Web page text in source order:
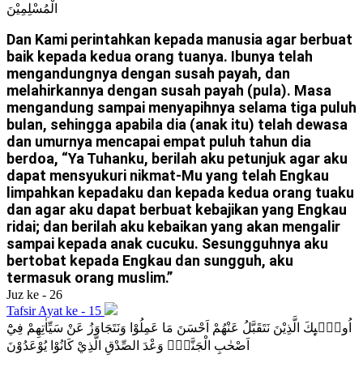
الْمُسْلِمِيْنَ
Dan Kami perintahkan kepada manusia agar berbuat
baik kepada kedua orang tuanya. Ibunya telah
mengandungnya dengan susah payah, dan
melahirkannya dengan susah payah (pula). Masa
mengandung sampai menyapihnya selama tiga puluh
bulan, sehingga apabila dia (anak itu) telah dewasa
dan umurnya mencapai empat puluh tahun dia
berdoa, “Ya Tuhanku, berilah aku petunjuk agar aku
dapat mensyukuri nikmat-Mu yang telah Engkau
limpahkan kepadaku dan kepada kedua orang tuaku
dan agar aku dapat berbuat kebajikan yang Engkau
ridai; dan berilah aku kebaikan yang akan mengalir
sampai kepada anak cucuku. Sesungguhnya aku
bertobat kepada Engkau dan sungguh, aku
termasuk orang muslim.”
Juz ke - 26
Tafsir Ayat ke - 15
اُولٰۤىِٕكَ الَّذِيْنَ نَتَقَبَّلُ عَنْهُمْ اَحْسَنَ مَا عَمِلُوْا وَنَتَجَاوَزُ عَنْ سَيِّاٰتِهِمْ فِيْٓ
اَصْحٰبِ الْجَنَّةِۗ وَعْدَ الصِّدْقِ الَّذِيْ كَانُوْا يُوْعَدُوْنَ